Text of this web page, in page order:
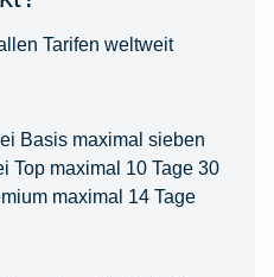
Tarifen weltweit
Basis maximal sieben
Top maximal 10 Tage 30
maximal 14 Tage